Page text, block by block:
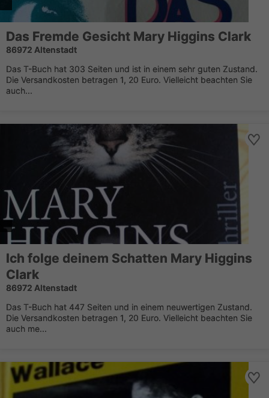
Das Fremde Gesicht Mary Higgins Clark
86972 Altenstadt
Das T-Buch hat 303 Seiten und ist in einem sehr guten Zustand.
Die Versandkosten betragen 1, 20 Euro. Vielleicht beachten Sie
auch...
Ich folge deinem Schatten Mary Higgins
Clark
86972 Altenstadt
Das T-Buch hat 447 Seiten und in einem neuwertigen Zustand.
Die Versandkosten betragen 1, 20 Euro. Vielleicht beachten Sie
auch me...